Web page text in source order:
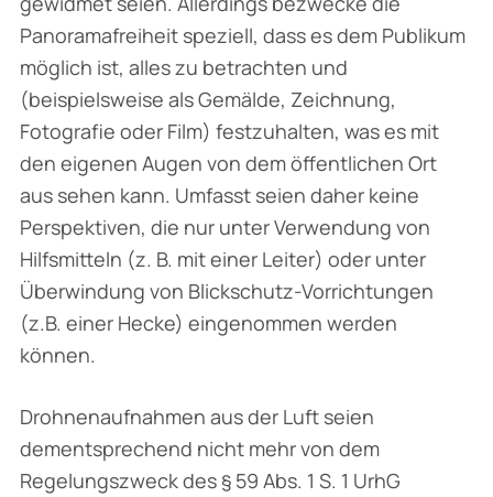
Panoramafreiheit speziell, dass es dem Publikum
möglich ist, alles zu betrachten und
(beispielsweise als Gemälde, Zeichnung,
Fotografie oder Film) festzuhalten, was es mit
den eigenen Augen von dem öffentlichen Ort
aus sehen kann. Umfasst seien daher keine
Perspektiven, die nur unter Verwendung von
Hilfsmitteln (z. B. mit einer Leiter) oder unter
Überwindung von Blickschutz-Vorrichtungen
(z.B. einer Hecke) eingenommen werden
können.
Drohnenaufnahmen aus der Luft seien
dementsprechend nicht mehr von dem
Regelungszweck des § 59 Abs. 1 S. 1 UrhG